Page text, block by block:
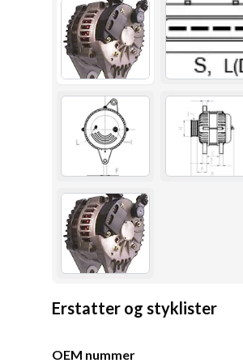
Erstatter og styklister
OEM nummer